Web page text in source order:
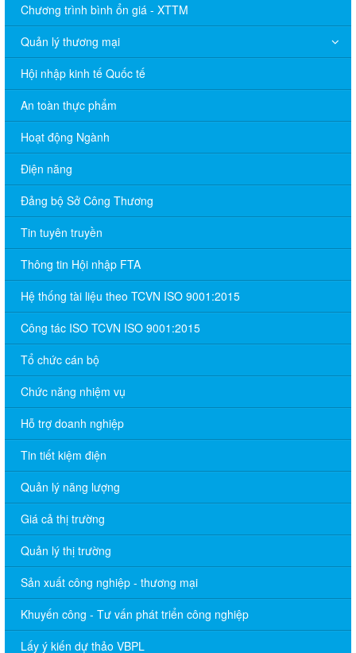
Chương trình bình ổn giá - XTTM
Quản lý thương mại
Hội nhập kinh tế Quốc tế
An toàn thực phẩm
Hoạt động Ngành
Điện năng
Đảng bộ Sở Công Thương
Tin tuyên truyền
Thông tin Hội nhập FTA
Hệ thống tài liệu theo TCVN ISO 9001:2015
Công tác ISO TCVN ISO 9001:2015
Tổ chức cán bộ
Chức năng nhiệm vụ
Hỗ trợ doanh nghiệp
Tin tiết kiệm điện
Quản lý năng lượng
Giá cả thị trường
Quản lý thị trường
Sản xuất công nghiệp - thương mại
Khuyến công - Tư vấn phát triển công nghiệp
Lấy ý kiến dự thảo VBPL